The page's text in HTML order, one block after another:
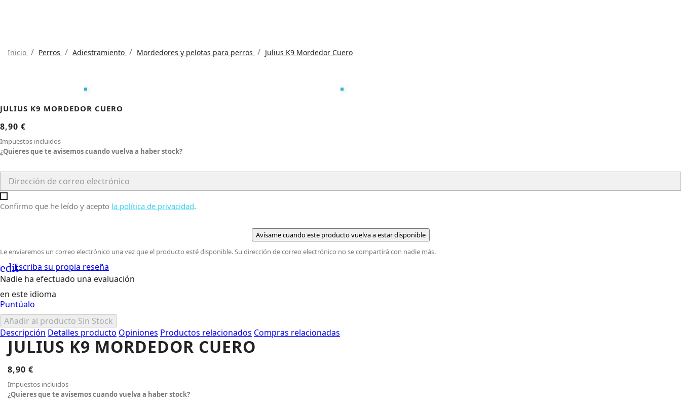
Inicio Perros Adiestramiento Mordedores y pelotas para perros Julius K9 Mordedor Cuero
JULIUS K9 MORDEDOR CUERO
8,90 €
Impuestos incluidos
¿Quieres que te avisemos cuando vuelva a haber stock?
Confirmo que he leído y acepto la política de privacidad.
Avísame cuando este producto vuelva a estar disponible
Le enviaremos un correo electrónico una vez que el producto esté disponible. Su dirección de correo electrónico no se compartirá con nadie más.
editEscriba su propia reseña
Nadie ha efectuado una evaluación
en este idioma
Puntúalo
Añadir al producto Sin Stock
Descripción Detalles producto Opiniones Productos relacionados Compras relacionadas
JULIUS K9 MORDEDOR CUERO
8,90 €
Impuestos incluidos
¿Quieres que te avisemos cuando vuelva a haber stock?